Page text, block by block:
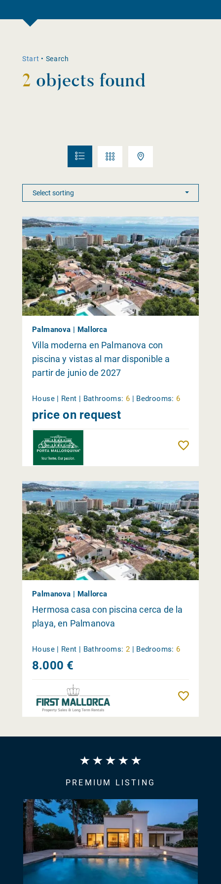
Start • Search
2 objects found
Palmanova | Mallorca
Villa moderna en Palmanova con
piscina y vistas al mar disponible a
partir de junio de 2027
House | Rent | Bathrooms: 6 | Bedrooms: 6
price on request
Palmanova | Mallorca
Hermosa casa con piscina cerca de la
playa, en Palmanova
House | Rent | Bathrooms: 2 | Bedrooms: 6
8.000 €
PREMIUM LISTING